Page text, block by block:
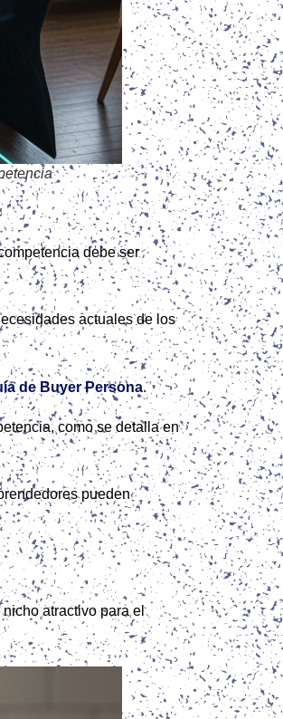
debe ser
actuales de los
de Buyer Persona.
como se detalla en
pueden
atractivo para el